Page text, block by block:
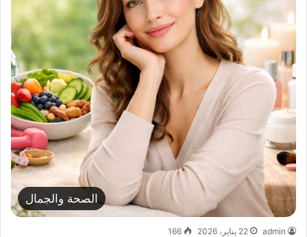
الصحة والجمال
admin 22 يناير، 2026 166